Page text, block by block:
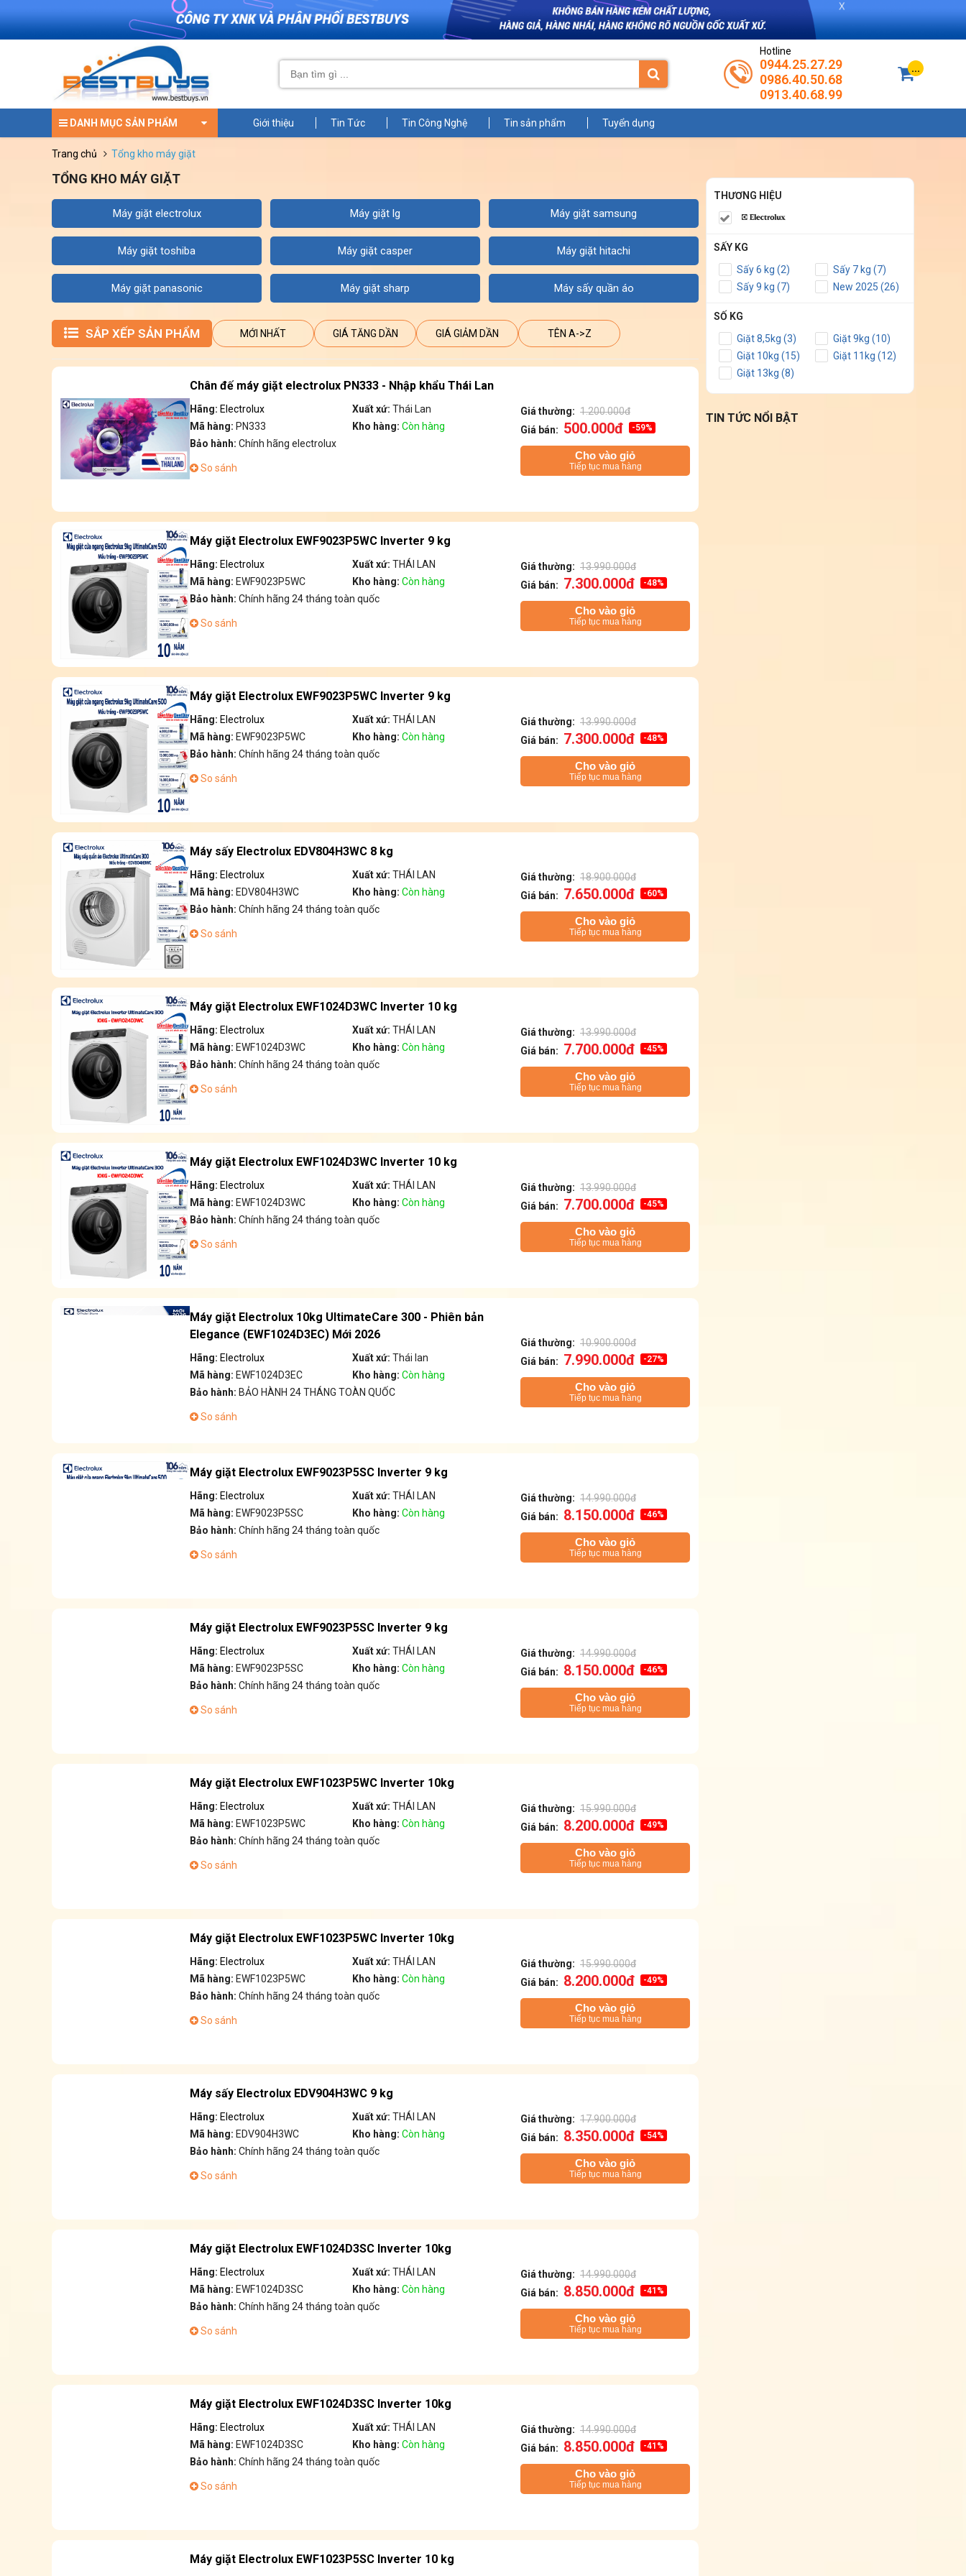
Hotline
0944.25.27.29
0986.40.50.68
0913.40.68.99
...
DANH MỤC SẢN PHẨM Giới thiệu Tin Tức Tin Công Nghệ Tin sản phẩm Tuyển dụng
trang chủ tổng kho máy giặt
TỔNG KHO MÁY GIẶT
máy giặt electrolux máy giặt lg máy giặt samsung
máy giặt toshiba máy giặt casper máy giặt hitachi
máy giặt panasonic máy giặt sharp máy sấy quần áo
SẮP XẾP SẢN PHẨM MỚI NHẤT GIÁ TĂNG DẦN GIÁ GIẢM DẦN TÊN A->Z
Chân đế máy giặt electrolux PN333 - Nhập khẩu Thái Lan
Hãng: Electrolux Xuất xứ: Thái Lan
Mã hàng: PN333 Kho hàng: Còn hàng
Bảo hành: Chính hãng electrolux
So sánh
Giá thường: 1.200.000đ
Giá bán: 500.000đ -59%
Cho vào giỏ
Tiếp tục mua hàng
Máy giặt Electrolux EWF9023P5WC Inverter 9 kg
Hãng: Electrolux Xuất xứ: THÁI LAN
Mã hàng: EWF9023P5WC Kho hàng: Còn hàng
Bảo hành: Chính hãng 24 tháng toàn quốc
So sánh
Giá thường: 13.990.000đ
Giá bán: 7.300.000đ -48%
Cho vào giỏ
Tiếp tục mua hàng
Máy giặt Electrolux EWF9023P5WC Inverter 9 kg
Hãng: Electrolux Xuất xứ: THÁI LAN
Mã hàng: EWF9023P5WC Kho hàng: Còn hàng
Bảo hành: Chính hãng 24 tháng toàn quốc
So sánh
Giá thường: 13.990.000đ
Giá bán: 7.300.000đ -48%
Cho vào giỏ
Tiếp tục mua hàng
Máy sấy Electrolux EDV804H3WC 8 kg
Hãng: Electrolux Xuất xứ: THÁI LAN
Mã hàng: EDV804H3WC Kho hàng: Còn hàng
Bảo hành: Chính hãng 24 tháng toàn quốc
So sánh
Giá thường: 18.900.000đ
Giá bán: 7.650.000đ -60%
Cho vào giỏ
Tiếp tục mua hàng
Máy giặt Electrolux EWF1024D3WC Inverter 10 kg
Hãng: Electrolux Xuất xứ: THÁI LAN
Mã hàng: EWF1024D3WC Kho hàng: Còn hàng
Bảo hành: Chính hãng 24 tháng toàn quốc
So sánh
Giá thường: 13.990.000đ
Giá bán: 7.700.000đ -45%
Cho vào giỏ
Tiếp tục mua hàng
Máy giặt Electrolux EWF1024D3WC Inverter 10 kg
Hãng: Electrolux Xuất xứ: THÁI LAN
Mã hàng: EWF1024D3WC Kho hàng: Còn hàng
Bảo hành: Chính hãng 24 tháng toàn quốc
So sánh
Giá thường: 13.990.000đ
Giá bán: 7.700.000đ -45%
Cho vào giỏ
Tiếp tục mua hàng
Máy giặt Electrolux 10kg UltimateCare 300 - Phiên bản
Elegance (EWF1024D3EC) Mới 2026
Hãng: Electrolux Xuất xứ: Thái lan
Mã hàng: EWF1024D3EC Kho hàng: Còn hàng
Bảo hành: BẢO HÀNH 24 THÁNG TOÀN QUỐC
So sánh
Giá thường: 10.900.000đ
Giá bán: 7.990.000đ -27%
Cho vào giỏ
Tiếp tục mua hàng
Máy giặt Electrolux EWF9023P5SC Inverter 9 kg
Hãng: Electrolux Xuất xứ: THÁI LAN
Mã hàng: EWF9023P5SC Kho hàng: Còn hàng
Bảo hành: Chính hãng 24 tháng toàn quốc
So sánh
Giá thường: 14.990.000đ
Giá bán: 8.150.000đ -46%
Cho vào giỏ
Tiếp tục mua hàng
Máy giặt Electrolux EWF9023P5SC Inverter 9 kg
Hãng: Electrolux Xuất xứ: THÁI LAN
Mã hàng: EWF9023P5SC Kho hàng: Còn hàng
Bảo hành: Chính hãng 24 tháng toàn quốc
So sánh
Giá thường: 14.990.000đ
Giá bán: 8.150.000đ -46%
Cho vào giỏ
Tiếp tục mua hàng
Máy giặt Electrolux EWF1023P5WC Inverter 10kg
Hãng: Electrolux Xuất xứ: THÁI LAN
Mã hàng: EWF1023P5WC Kho hàng: Còn hàng
Bảo hành: Chính hãng 24 tháng toàn quốc
So sánh
Giá thường: 15.990.000đ
Giá bán: 8.200.000đ -49%
Cho vào giỏ
Tiếp tục mua hàng
Máy giặt Electrolux EWF1023P5WC Inverter 10kg
Hãng: Electrolux Xuất xứ: THÁI LAN
Mã hàng: EWF1023P5WC Kho hàng: Còn hàng
Bảo hành: Chính hãng 24 tháng toàn quốc
So sánh
Giá thường: 15.990.000đ
Giá bán: 8.200.000đ -49%
Cho vào giỏ
Tiếp tục mua hàng
Máy sấy Electrolux EDV904H3WC 9 kg
Hãng: Electrolux Xuất xứ: THÁI LAN
Mã hàng: EDV904H3WC Kho hàng: Còn hàng
Bảo hành: Chính hãng 24 tháng toàn quốc
So sánh
Giá thường: 17.900.000đ
Giá bán: 8.350.000đ -54%
Cho vào giỏ
Tiếp tục mua hàng
Máy giặt Electrolux EWF1024D3SC Inverter 10kg
Hãng: Electrolux Xuất xứ: THÁI LAN
Mã hàng: EWF1024D3SC Kho hàng: Còn hàng
Bảo hành: Chính hãng 24 tháng toàn quốc
So sánh
Giá thường: 14.990.000đ
Giá bán: 8.850.000đ -41%
Cho vào giỏ
Tiếp tục mua hàng
Máy giặt Electrolux EWF1024D3SC Inverter 10kg
Hãng: Electrolux Xuất xứ: THÁI LAN
Mã hàng: EWF1024D3SC Kho hàng: Còn hàng
Bảo hành: Chính hãng 24 tháng toàn quốc
So sánh
Giá thường: 14.990.000đ
Giá bán: 8.850.000đ -41%
Cho vào giỏ
Tiếp tục mua hàng
Máy giặt Electrolux EWF1023P5SC Inverter 10 kg
THƯƠNG HIỆU
SẤY KG
Sấy 6 kg (2)
Sấy 7 kg (7)
Sấy 9 kg (7)
New 2025 (26)
SỐ KG
Giặt 8,5kg (3)
Giặt 9kg (10)
Giặt 10kg (15)
Giặt 11kg (12)
Giặt 13kg (8)
TIN TỨC NỔI BẬT